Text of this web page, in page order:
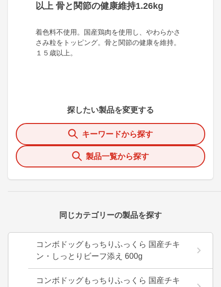
以上 骨と関節の健康維持1.26kg
着色料不使用。国産鶏肉を使用し、やわらかさ
さみ粒をトッピング。骨と関節の健康を維持。
１５歳以上。
探したい製品を変更する
キーワードから探す
製品一覧から探す
同じカテゴリーの製品を探す
コンボドッグもっちりふっくら 国産チキ
ン・しっとりビーフ添え 600g
コンボドッグもっちりふっくら 国産チキ